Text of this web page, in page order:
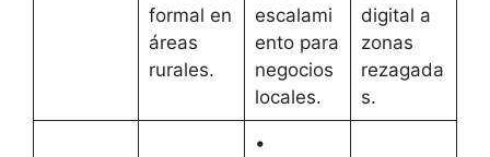
formal en
áreas
rurales.
escalami
ento para
negocios
locales.
digital a
zonas
rezagada
s.
•